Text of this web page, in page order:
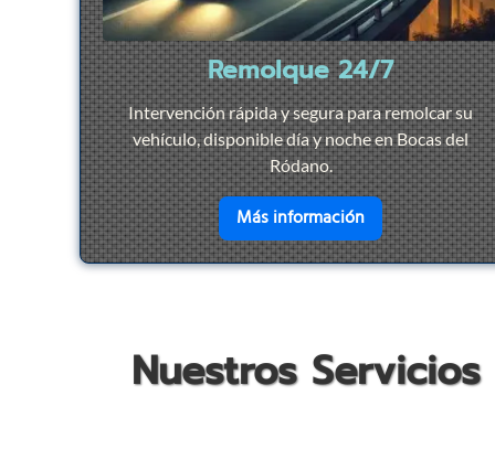
Remolque 24/7
Intervención rápida y segura para remolcar su
vehículo, disponible día y noche en Bocas del
Ródano.
Más informaciónen savoir plus
Nuestros